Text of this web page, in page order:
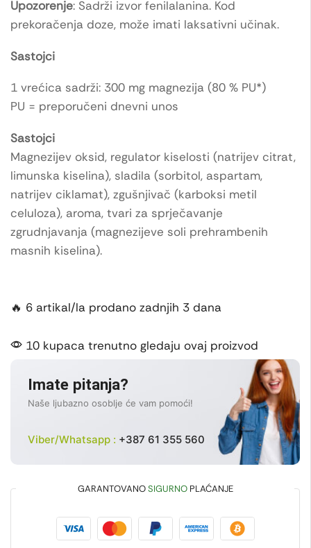
Upozorenje: Sadrži izvor fenilalanina. Kod
prekoračenja doze, može imati laksativni učinak.
Sastojci
1 vrećica sadrži: 300 mg magnezija (80 % PU*)
PU = preporučeni dnevni unos
Sastojci
Magnezijev oksid, regulator kiselosti (natrijev citrat,
limunska kiselina), sladila (sorbitol, aspartam,
natrijev ciklamat), zgušnjivač (karboksi metil
celuloza), aroma, tvari za sprječavanje
zgrudnjavanja (magnezijeve soli prehrambenih
masnih kiselina).
🔥 6 artikal/la prodano zadnjih 3 dana
10 kupaca trenutno gledaju ovaj proizvod
Imate pitanja?
Naše ljubazno osoblje će vam pomoći!
Viber/Whatsapp : +387 61 355 560
GARANTOVANOSIGURNOPLAĆANJE